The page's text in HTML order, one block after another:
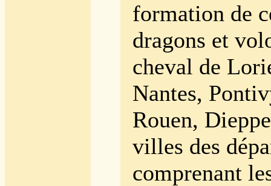
formation de
dragons et
cheval de
Nantes,
Rouen,
villes des
comprenant